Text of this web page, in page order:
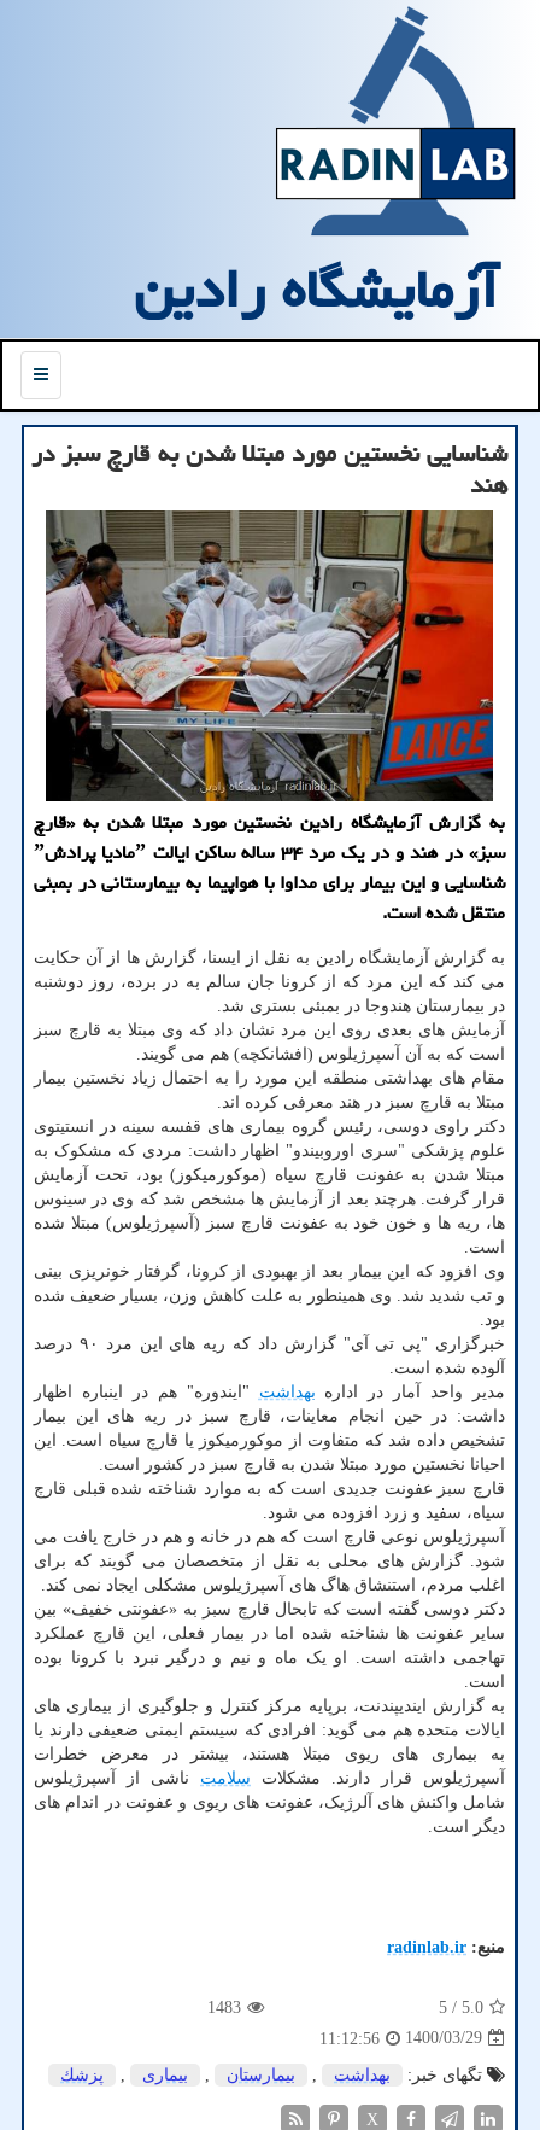
آزمایشگاه رادین
منو
شناسایی نخستین مورد مبتلا شدن به قارچ سبز در
هند
به گزارش آزمایشگاه رادین نخستین مورد مبتلا شدن به «قارچ
سبز» در هند و در یک مرد ۳۴ ساله ساکن ایالت ˮمادیا پرادشˮ
شناسایی و این بیمار برای مداوا با هواپیما به بیمارستانی در بمبئی
منتقل شده است.
به گزارش آزمایشگاه رادین به نقل از ایسنا، گزارش ها از آن حکایت
می کند که این مرد که از کرونا جان سالم به در برده، روز دوشنبه
در بیمارستان هندوجا در بمبئی بستری شد.
آزمایش های بعدی روی این مرد نشان داد که وی مبتلا به قارچ سبز
است که به آن آسپرژیلوس (افشانکچه) هم می گویند.
مقام های بهداشتی منطقه این مورد را به احتمال زیاد نخستین بیمار
مبتلا به قارچ سبز در هند معرفی کرده اند.
دکتر راوی دوسی، رئیس گروه بیماری های قفسه سینه در انستیتوی
علوم پزشکی "سری اوروبیندو" اظهار داشت: مردی که مشکوک به
مبتلا شدن به عفونت قارچ سیاه (موکورمیکوز) بود، تحت آزمایش
قرار گرفت. هرچند بعد از آزمایش ها مشخص شد که وی در سینوس
ها، ریه ها و خون خود به عفونت قارچ سبز (آسپرژیلوس) مبتلا شده
است.
وی افزود که این بیمار بعد از بهبودی از کرونا، گرفتار خونریزی بینی
و تب شدید شد. وی همینطور به علت کاهش وزن، بسیار ضعیف شده
بود.
خبرگزاری "پی تی آی" گزارش داد که ریه های این مرد ۹۰ درصد
آلوده شده است.
مدیر واحد آمار در اداره بهداشت "ایندوره" هم در اینباره اظهار
داشت: در حین انجام معاینات، قارچ سبز در ریه های این بیمار
تشخیص داده شد که متفاوت از موکورمیکوز یا قارچ سیاه است. این
احیانا نخستین مورد مبتلا شدن به قارچ سبز در کشور است.
قارچ سبز عفونت جدیدی است که به موارد شناخته شده قبلی قارچ
سیاه، سفید و زرد افزوده می شود.
آسپرژیلوس نوعی قارچ است که هم در خانه و هم در خارج یافت می
شود. گزارش های محلی به نقل از متخصصان می گویند که برای
اغلب مردم، استنشاق هاگ های آسپرژیلوس مشکلی ایجاد نمی کند.
دکتر دوسی گفته است که تابحال قارچ سبز به «عفونتی خفیف» بین
سایر عفونت ها شناخته شده اما در بیمار فعلی، این قارچ عملکرد
تهاجمی داشته است. او یک ماه و نیم و درگیر نبرد با کرونا بوده
است.
به گزارش ایندیپندنت، برپایه مرکز کنترل و جلوگیری از بیماری های
ایالات متحده هم می گوید: افرادی که سیستم ایمنی ضعیفی دارند یا
به بیماری های ریوی مبتلا هستند، بیشتر در معرض خطرات
آسپرژیلوس قرار دارند. مشکلات سلامت ناشی از آسپرژیلوس
شامل واکنش های آلرژیک، عفونت های ریوی و عفونت در اندام های
دیگر است.
منبع: radinlab.ir
5.0
/ 5
1483
1400/03/29
11:12:56
تگهای خبر:
بهداشت , بیمارستان , بیماری , پزشك
X